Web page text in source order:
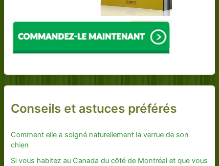
Conseils et astuces préférés
Comment elle a soigné naturellement la verrue de son
chien
Si vous habitez au Canada du côté de Montréal et que vous